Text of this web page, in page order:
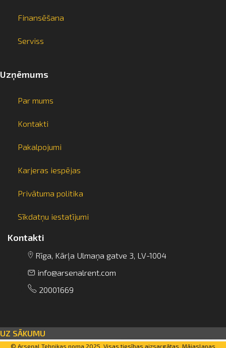
info@arsenalrent.com
Finansēšana
Serviss
Uzņēmums
Par mums
Kontakti
Pakalpojumi
Karjeras iespējas
Privātuma politika
Sīkdatņu iestatījumi
Kontakti
Rīga, Kārļa Ulmaņa gatve 3, LV-1004
info@arsenalrent.com
20001669
UZ SĀKUMU
© Arsenal Tehnikas noma 2025. Visas tiesības aizsargātas. Mājaslapas